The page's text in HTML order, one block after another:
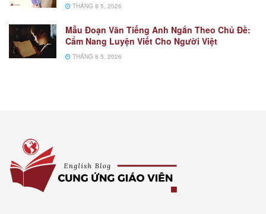
THÁNG 8 5, 2026
Mẫu Đoạn Văn Tiếng Anh Ngắn Theo Chủ Đề:
Cẩm Nang Luyện Viết Cho Người Việt
THÁNG 8 5, 2026